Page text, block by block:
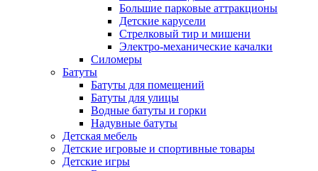
Большие парковые аттракционы
Детские карусели
Стрелковый тир и мишени
Электро-механические качалки
Силомеры
Батуты
Батуты для помещений
Батуты для улицы
Водные батуты и горки
Надувные батуты
Детская мебель
Детские игровые и спортивные товары
Детские игры